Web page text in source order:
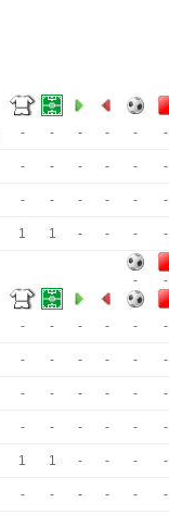
- - - - - -
- - - - - -
- - - - - -
1 1 - - - -
-
-
- - - - - -
- - - - - -
- - - - - -
- - - - - -
1 1 - - - -
- - - - - -